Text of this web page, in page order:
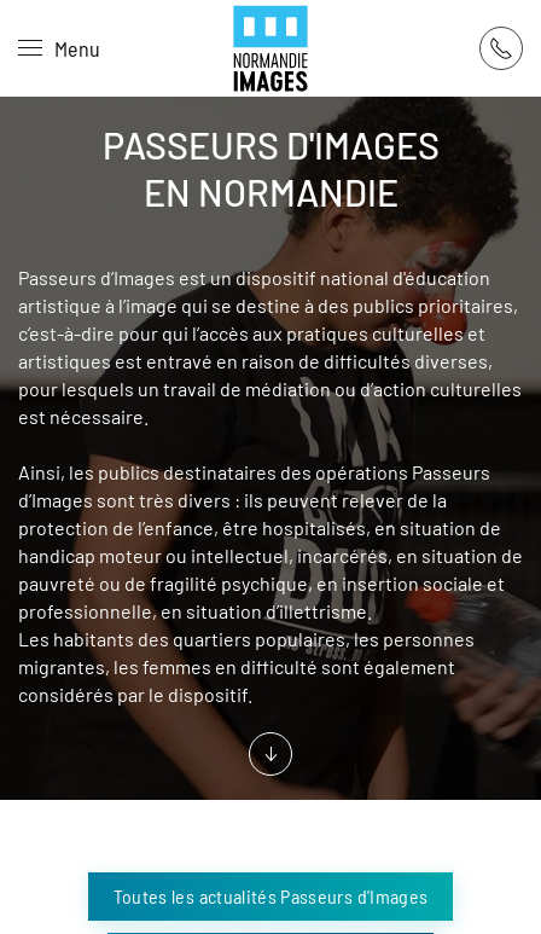
Skip to main content
Menu
PASSEURS D'IMAGES
EN NORMANDIE
Passeurs d’Images est un dispositif national d'éducation
artistique à l’image qui se destine à des publics prioritaires,
c’est-à-dire pour qui l’accès aux pratiques culturelles et
artistiques est entravé en raison de difficultés diverses,
pour lesquels un travail de médiation ou d’action culturelles
est nécessaire.
Ainsi, les publics destinataires des opérations Passeurs
d’Images sont très divers : ils peuvent relever de la
protection de l’enfance, être hospitalisés, en situation de
handicap moteur ou intellectuel, incarcérés, en situation de
pauvreté ou de fragilité psychique, en insertion sociale et
professionnelle, en situation d’illettrisme.
Les habitants des quartiers populaires, les personnes
migrantes, les femmes en difficulté sont également
considérés par le dispositif.
Toutes les actualités Passeurs d'Images
Panneau de gestion des cookies